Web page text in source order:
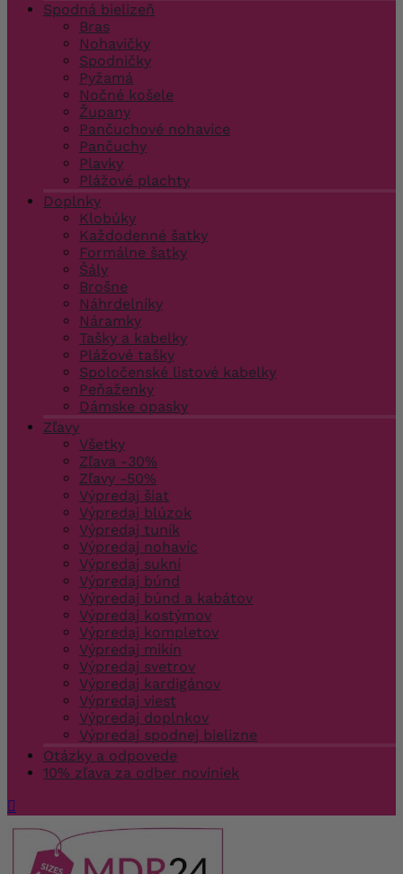
Spodná bielizeň
Bras
Nohavičky
Spodničky
Pyžamá
Nočné košele
Župany
Pančuchové nohavice
Pančuchy
Plavky
Plážové plachty
Doplnky
Klobúky
Každodenné šatky
Formálne šatky
Šály
Brošne
Náhrdelníky
Náramky
Tašky a kabelky
Plážové tašky
Spoločenské listové kabelky
Peňaženky
Dámske opasky
Zľavy
Všetky
Zľava -30%
Zľavy -50%
Výpredaj šiat
Výpredaj blúzok
Výpredaj tuník
Výpredaj nohavíc
Výpredaj sukní
Výpredaj búnd
Výpredaj búnd a kabátov
Výpredaj kostýmov
Výpredaj kompletov
Výpredaj mikín
Výpredaj svetrov
Výpredaj kardigánov
Výpredaj viest
Výpredaj doplnkov
Výpredaj spodnej bielizne
Otázky a odpovede
10% zľava za odber noviniek
